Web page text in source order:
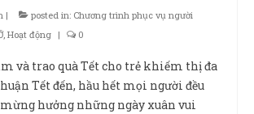
| posted in: Chương trình phục vụ người
, Hoạt động | 0
và trao quà Tết cho trẻ khiếm thị đa
Tết đến, hầu hết mọi người đều
hưởng những ngày xuân vui